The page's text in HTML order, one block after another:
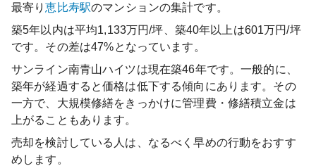
最寄り恵比寿駅のマンションの集計です。
築5年以内は平均1,133万円/坪、築40年以上は601万円/坪
です。その差は47%となっています。
サンライン南青山ハイツは現在築46年です。一般的に、
築年が経過すると価格は低下する傾向にあります。その
一方で、大規模修繕をきっかけに管理費・修繕積立金は
上がることもあります。
売却を検討している人は、なるべく早めの行動をおすす
めします。